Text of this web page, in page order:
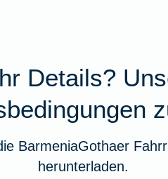
Details?
BarmeniaGothaer
herunterladen.